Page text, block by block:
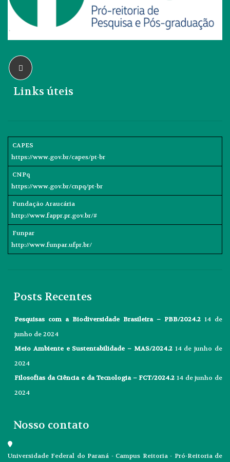
Links úteis
CAPES
https://www.gov.br/capes/pt-br
CNPq
https://www.gov.br/cnpq/pt-br
Fundação Araucária
http://www.fappr.pr.gov.br/#
Funpar
http://www.funpar.ufpr.br/
Posts Recentes
Pesquisas com a Biodiversidade Brasileira – PBB/2024.2 14 de
junho de 2024
Meio Ambiente e Sustentabilidade – MAS/2024.2 14 de junho de
2024
Filosofias da Ciência e da Tecnologia – FCT/2024.2 14 de junho de
2024
Nosso contato
Universidade Federal do Paraná - Campus Reitoria - Pró-Reitoria de